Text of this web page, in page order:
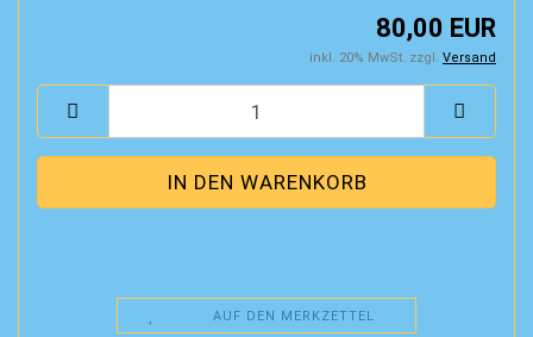
80,00 EUR
inkl. 20% MwSt. zzgl. Versand
AUF DEN MERKZETTEL